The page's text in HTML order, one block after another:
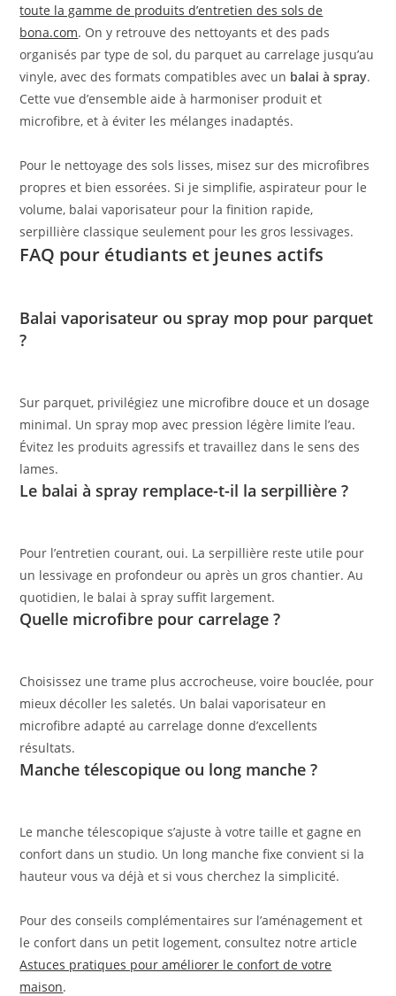
toute la gamme de produits d’entretien des sols de
bona.com. On y retrouve des nettoyants et des pads
organisés par type de sol, du parquet au carrelage jusqu’au
vinyle, avec des formats compatibles avec un balai à spray.
Cette vue d’ensemble aide à harmoniser produit et
microfibre, et à éviter les mélanges inadaptés.
Pour le nettoyage des sols lisses, misez sur des microfibres
propres et bien essorées. Si je simplifie, aspirateur pour le
volume, balai vaporisateur pour la finition rapide,
serpillière classique seulement pour les gros lessivages.
FAQ pour étudiants et jeunes actifs
Balai vaporisateur ou spray mop pour parquet
?
Sur parquet, privilégiez une microfibre douce et un dosage
minimal. Un spray mop avec pression légère limite l’eau.
Évitez les produits agressifs et travaillez dans le sens des
lames.
Le balai à spray remplace-t-il la serpillière ?
Pour l’entretien courant, oui. La serpillière reste utile pour
un lessivage en profondeur ou après un gros chantier. Au
quotidien, le balai à spray suffit largement.
Quelle microfibre pour carrelage ?
Choisissez une trame plus accrocheuse, voire bouclée, pour
mieux décoller les saletés. Un balai vaporisateur en
microfibre adapté au carrelage donne d’excellents
résultats.
Manche télescopique ou long manche ?
Le manche télescopique s’ajuste à votre taille et gagne en
confort dans un studio. Un long manche fixe convient si la
hauteur vous va déjà et si vous cherchez la simplicité.
Pour des conseils complémentaires sur l’aménagement et
le confort dans un petit logement, consultez notre article
Astuces pratiques pour améliorer le confort de votre
maison.